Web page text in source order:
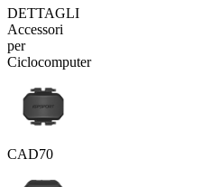
DETTAGLI
Accessori
per
Ciclocomputer
CAD70